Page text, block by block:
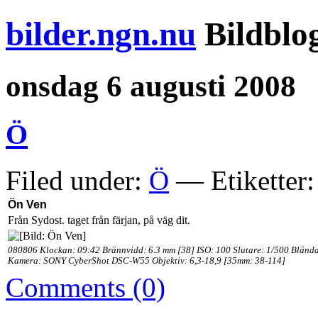
bilder.ngn.nu
onsdag 6 augusti 2008
Ö
Filed under: Ö —
Ön Ven
Från Sydost. taget från färjan, på väg dit.
080806 Klockan: 09:42 Brännvidd: 6.3 mm [38] ISO: 100 Slutare: 1/500
Kamera: SONY CyberShot DSC-W55 Objektiv: 6,3-18,9 [35mm: 38-114]
Comments (0)